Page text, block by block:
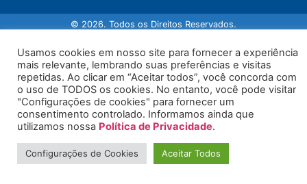
© 2026. Todos os Direitos Reservados.
Usamos cookies em nosso site para fornecer a experiência
mais relevante, lembrando suas preferências e visitas
repetidas. Ao clicar em “Aceitar todos”, você concorda com
o uso de TODOS os cookies. No entanto, você pode visitar
"Configurações de cookies" para fornecer um
consentimento controlado. Informamos ainda que
utilizamos nossa Política de Privacidade.
Configurações de Cookies Aceitar Todos